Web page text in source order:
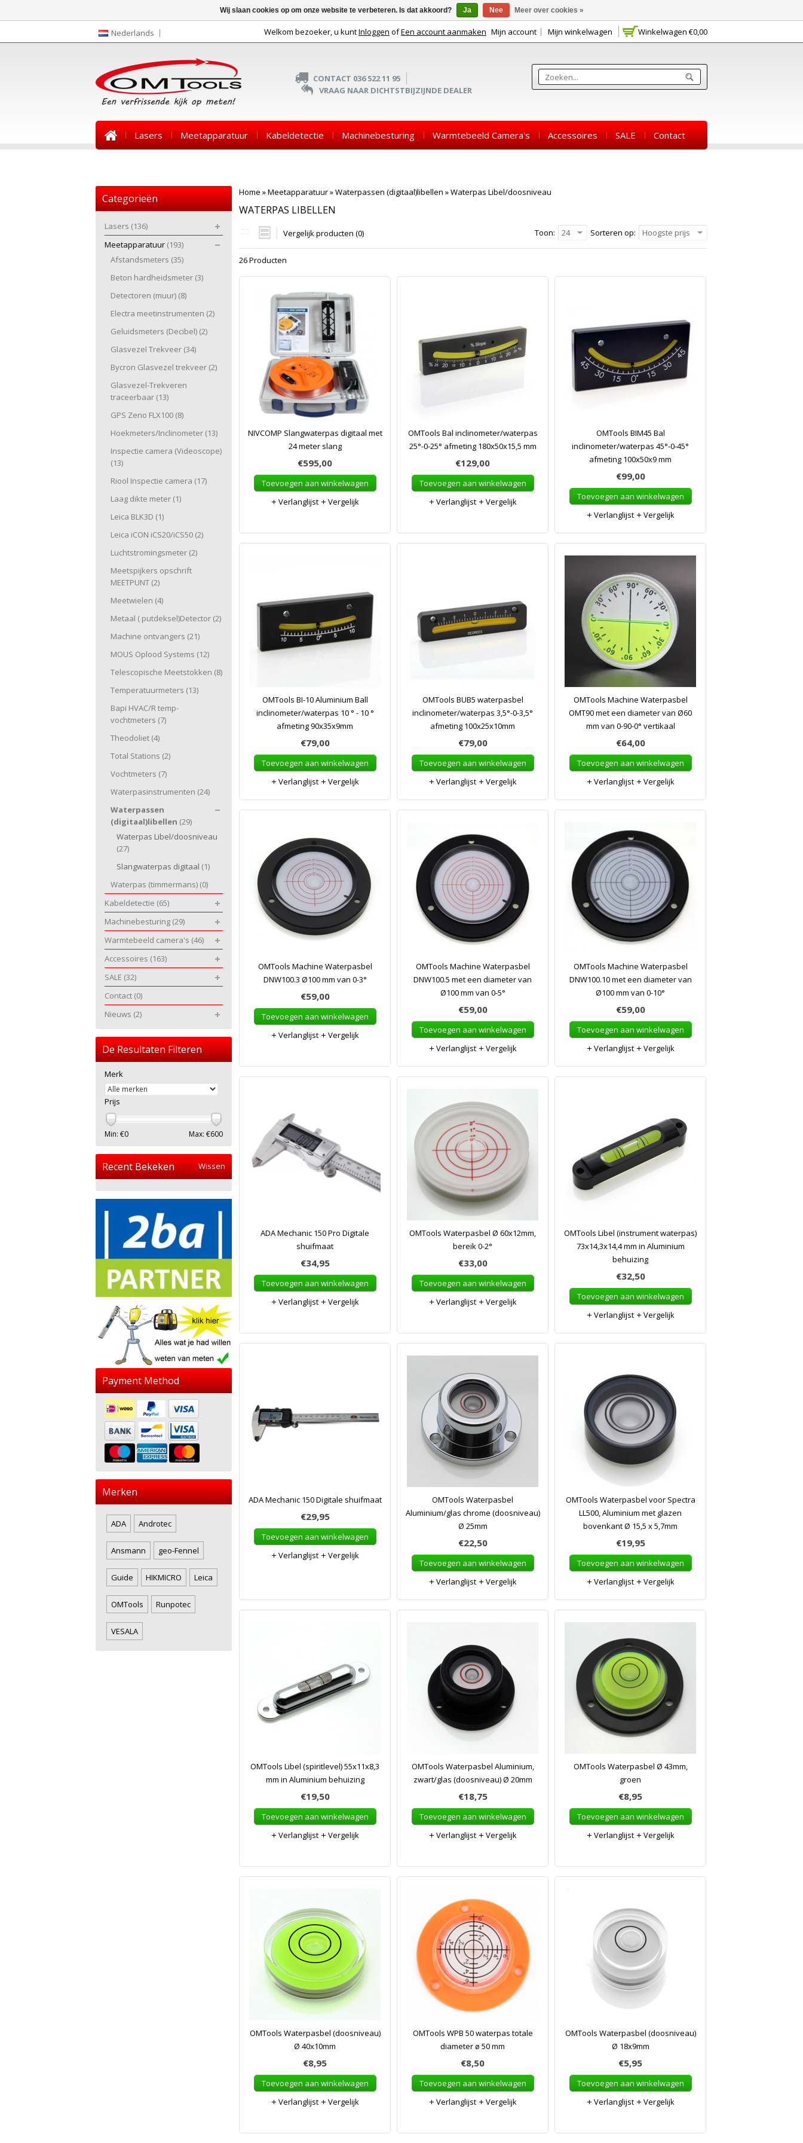
Nederlands Winkelwagen €0,00
Welkom bezoeker, u kuntInloggen ofEen account aanmaken Mijn account Mijn winkelwagen
CONTACT 036 522 11 95
VRAAG NAAR DICHTSTBIJZIJNDE DEALER
Lasers Meetapparatuur Kabeldetectie Machinebesturing Warmtebeeld Camera's Accessoires SALE Contact
Home »Meetapparatuur»Waterpassen (digitaal)libellen »Waterpas Libel/doosniveau
WATERPAS LIBELLEN
Vergelijk producten (0) Sorteren op: Hoogste prijs
Toon: 24
26 Producten
NIVCOMP Slangwaterpas digitaal met
24 meter slang
€595,00
Toevoegen aan winkelwagen
Verlanglijst
Vergelijk
OMTools Bal inclinometer/waterpas
25°-0-25° afmeting 180x50x15,5 mm
€129,00
Toevoegen aan winkelwagen
Verlanglijst
Vergelijk
OMTools BIM45 Bal
inclinometer/waterpas 45°-0-45°
afmeting 100x50x9 mm
€99,00
Toevoegen aan winkelwagen
Verlanglijst
Vergelijk
OMTools BI-10 Aluminium Ball
inclinometer/waterpas 10 ° - 10 °
afmeting 90x35x9mm
€79,00
Toevoegen aan winkelwagen
Verlanglijst
Vergelijk
OMTools BUB5 waterpasbel
inclinometer/waterpas 3,5°-0-3,5°
afmeting 100x25x10mm
€79,00
Toevoegen aan winkelwagen
Verlanglijst
Vergelijk
OMTools Machine Waterpasbel
OMT90 met een diameter van Ø60
mm van 0-90-0° vertikaal
€64,00
Toevoegen aan winkelwagen
Verlanglijst
Vergelijk
OMTools Machine Waterpasbel
DNW100.3 Ø100 mm van 0-3°
€59,00
Toevoegen aan winkelwagen
Verlanglijst
Vergelijk
OMTools Machine Waterpasbel
DNW100.5 met een diameter van
Ø100 mm van 0-5°
€59,00
Toevoegen aan winkelwagen
Verlanglijst
Vergelijk
OMTools Machine Waterpasbel
DNW100.10 met een diameter van
Ø100 mm van 0-10°
€59,00
Toevoegen aan winkelwagen
Verlanglijst
Vergelijk
ADA Mechanic 150 Pro Digitale
shuifmaat
€34,95
Toevoegen aan winkelwagen
Verlanglijst
Vergelijk
OMTools Waterpasbel Ø 60x12mm,
bereik 0-2°
€33,00
Toevoegen aan winkelwagen
Verlanglijst
Vergelijk
OMTools Libel (instrument waterpas)
73x14,3x14,4 mm in Aluminium
behuizing
€32,50
Toevoegen aan winkelwagen
Verlanglijst
Vergelijk
ADA Mechanic 150 Digitale shuifmaat
€29,95
Toevoegen aan winkelwagen
Verlanglijst
Vergelijk
OMTools Waterpasbel
Aluminium/glas chrome (doosniveau)
Ø 25mm
€22,50
Toevoegen aan winkelwagen
Verlanglijst
Vergelijk
OMTools Waterpasbel voor Spectra
LL500, Aluminium met glazen
bovenkant Ø 15,5 x 5,7mm
€19,95
Toevoegen aan winkelwagen
Verlanglijst
Vergelijk
OMTools Libel (spiritlevel) 55x11x8,3
mm in Aluminium behuizing
€19,50
Toevoegen aan winkelwagen
Verlanglijst
Vergelijk
OMTools Waterpasbel Aluminium,
zwart/glas (doosniveau) Ø 20mm
€18,75
Toevoegen aan winkelwagen
Verlanglijst
Vergelijk
OMTools Waterpasbel Ø 43mm,
groen
€8,95
Toevoegen aan winkelwagen
Verlanglijst
Vergelijk
OMTools Waterpasbel (doosniveau)
Ø 40x10mm
€8,95
Toevoegen aan winkelwagen
Verlanglijst
Vergelijk
OMTools WPB 50 waterpas totale
diameter ø 50 mm
€8,50
Toevoegen aan winkelwagen
Verlanglijst
Vergelijk
OMTools Waterpasbel (doosniveau)
Ø 18x9mm
€5,95
Toevoegen aan winkelwagen
Verlanglijst
Vergelijk
Categorieën
Lasers (136)
Meetapparatuur (193)
Afstandsmeters (35)
Beton hardheidsmeter (3)
Detectoren (muur) (8)
Electra meetinstrumenten (2)
Geluidsmeters (Decibel) (2)
Glasvezel Trekveer (34)
Bycron Glasvezel trekveer (2)
Glasvezel-Trekveren
traceerbaar (13)
GPS Zeno FLX100 (8)
Hoekmeters/Inclinometer (13)
Inspectie camera (Videoscope)
(13)
Riool Inspectie camera (17)
Laag dikte meter (1)
Leica BLK3D (1)
Leica iCON iCS20/iCS50 (2)
Luchtstromingsmeter (2)
Meetspijkers opschrift
MEETPUNT (2)
Meetwielen (4)
Metaal ( putdeksel)Detector (2)
Machine ontvangers (21)
MOUS Oplood Systems (12)
Telescopische Meetstokken (8)
Temperatuurmeters (13)
Bapi HVAC/R temp-
vochtmeters (7)
Theodoliet (4)
Total Stations (2)
Vochtmeters (7)
Waterpasinstrumenten (24)
Waterpassen
(digitaal)libellen (29)
Waterpas Libel/doosniveau
(27)
Slangwaterpas digitaal (1)
Waterpas (timmermans) (0)
Kabeldetectie (65)
Machinebesturing (29)
Warmtebeeld camera's (46)
Accessoires (163)
SALE (32)
Contact (0)
Nieuws (2)
De Resultaten Filteren
Merk
Prijs
Min: €0 Max: €600
Recent Bekeken Wissen
Payment Method
Merken
ADA Androtec
Ansmann geo-Fennel
Guide HIKMICRO Leica
OMTools Runpotec
VESALA
Wij slaan cookies op om onze website te verbeteren. Is dat akkoord? Ja Nee Meer over cookies »